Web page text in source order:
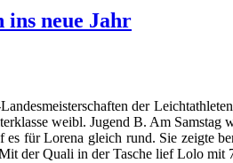
neue Jahr
der
weibl. Jugend B. Am
für Lorena gleich rund. Sie zeigte
der Quali in der Tasche lief Lolo